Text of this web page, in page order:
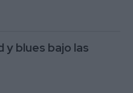
y blues bajo las